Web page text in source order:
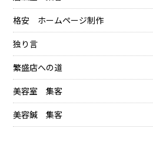
格安 ホームページ制作
独り言
繁盛店への道
美容室 集客
美容鍼 集客